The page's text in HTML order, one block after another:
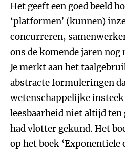
Het geeft een goed beeld
‘platformen’ (kunnen)
concurreren,
ons de komende jaren
Je merkt aan het
abstracte formuleringen
wetenschappelijke
leesbaarheid niet altijd
had vlotter gekund. Het
op het boek ‘Exponentiele